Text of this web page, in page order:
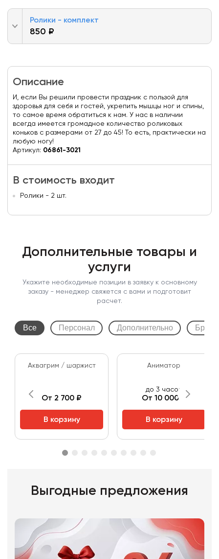
Ролики - комплект
850 ₽
Описание
И, если Вы решили провести праздник с пользой для
здоровья для себя и гостей, укрепить мышцы ног и спины,
то самое время обратиться к нам. У нас в наличии
всегда имеется громадное количество роликовых
коньков с размерами от 27 до 45! То есть, практически на
любую ногу!
Артикул: 06861-3021
В стоимость входит
Ролики - 2 шт.
Дополнительные товары и
услуги
Укажите необходимые позиции в заявку к основному
заказу - менеджер свяжется с вами и подготовит
расчет.
Все Персонал Дополнительно
Аквагрим / шаржист
От 2 700 ₽
В корзину
Аниматор
до 3 часов
От 10 000 ₽
В корзину
Выгодные предложения